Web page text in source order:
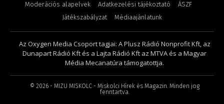
Moderációs alapelvek Adatkezelési tájékoztató
ÁSZF
Játékszabályzat
Médiaajánlatunk
Az Oxygen Media Csoport tagjai: A Plusz Rádió Nonprofit Kft, az
Dunapart Rádió Kft és a Lajta Rádió Kft az MTVA és a Magyar
Média Mecanatúra támogatottja.
© 2026- MIZU MISKOLC - Miskolci Hírek és Magazin. Minden jog
fenntartva.